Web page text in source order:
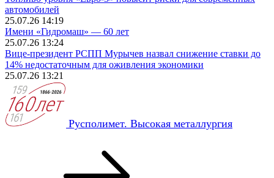
автомобилей
25.07.26 14:19
Имени «Гидромаш» — 60 лет
25.07.26 13:24
Вице-президент РСПП Мурычев назвал снижение ставки до
14% недостаточным для оживления экономики
25.07.26 13:21
Русполимет. Высокая металлургия